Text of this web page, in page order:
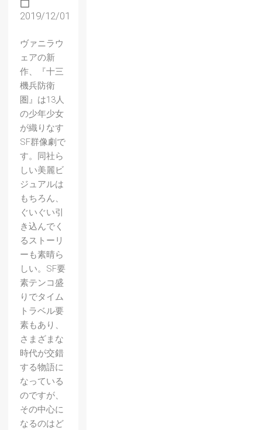
2019/12/01
ヴァニラウ
ェアの新
作、『十三
機兵防衛
圏』は13人
の少年少女
が織りなす
SF群像劇で
す。同社ら
しい美麗ビ
ジュアルは
もちろん、
ぐいぐい引
き込んでく
るストーリ
ーも素晴ら
しい。SF要
素テンコ盛
りでタイム
トラベル要
素もあり、
さまざまな
時代が交錯
する物語に
なっている
のですが、
その中心に
なるのはど